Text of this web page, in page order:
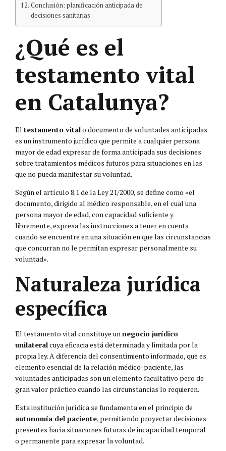
Conclusión: planificación anticipada de
decisiones sanitarias
¿Qué es el
testamento vital
en Catalunya?
El testamento vitalo documento de voluntades anticipadas
es un instrumento jurídico que permite a cualquier persona
mayor de edad expresar de forma anticipada sus decisiones
sobre tratamientos médicos futuros para situaciones en las
que no pueda manifestar su voluntad.
Según el artículo 8.1 de la Ley 21/2000, se define como «el
documento, dirigido al médico responsable, en el cual una
persona mayor de edad, con capacidad suficiente y
libremente, expresa las instrucciones a tener en cuenta
cuando se encuentre en una situación en que las circunstancias
que concurran no le permitan expresar personalmente su
voluntad».
Naturaleza jurídica
específica
El testamento vital constituye un negocio jurídico
unilateralcuya eficacia está determinada y limitada por la
propia ley. A diferencia del consentimiento informado, que es
elemento esencial de la relación médico-paciente, las
voluntades anticipadas son un elemento facultativo pero de
gran valor práctico cuando las circunstancias lo requieren.
Esta institución jurídica se fundamenta en el principio de
autonomía del paciente, permitiendo proyectar decisiones
presentes hacia situaciones futuras de incapacidad temporal
o permanente para expresar la voluntad.